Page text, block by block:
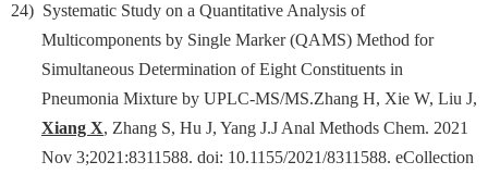
24) Systematic Study on a Quantitative Analysis of
Multicomponents by Single Marker (QAMS) Method for
Simultaneous Determination of Eight Constituents in
Pneumonia Mixture by UPLC-MS/MS.Zhang H, Xie W, Liu J,
Xiang X, Zhang S, Hu J, Yang J.J Anal Methods Chem. 2021
Nov 3;2021:8311588. doi: 10.1155/2021/8311588. eCollection